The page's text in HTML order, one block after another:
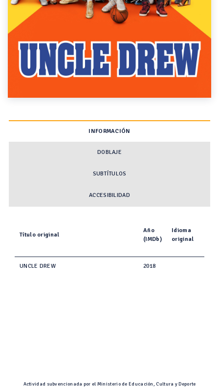
INFORMACIÓN
DOBLAJE
SUBTÍTULOS
ACCESIBILIDAD
Título original
Año
(IMDb)
Idioma
original
UNCLE DREW 2018
Actividad subvencionada por el Ministerio de Educación, Cultura y Deporte